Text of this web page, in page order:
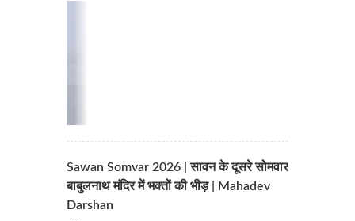
Sawan Somvar 2026 | सावन के दूसरे सोमवार
बाबुलनाथ मंदिर में भक्तों की भीड़ | Mahadev
Darshan